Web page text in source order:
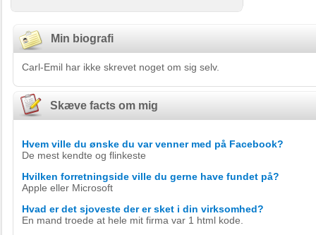
Min biografi
Carl-Emil har ikke skrevet noget om sig selv.
Skæve facts om mig
Hvem ville du ønske du var venner med på Facebook?
De mest kendte og flinkeste
Hvilken forretningside ville du gerne have fundet på?
Apple eller Microsoft
Hvad er det sjoveste der er sket i din virksomhed?
En mand troede at hele mit firma var 1 html kode.